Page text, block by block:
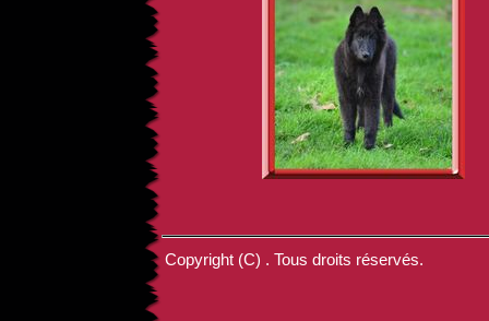
Copyright (C) . Tous droits réservés.